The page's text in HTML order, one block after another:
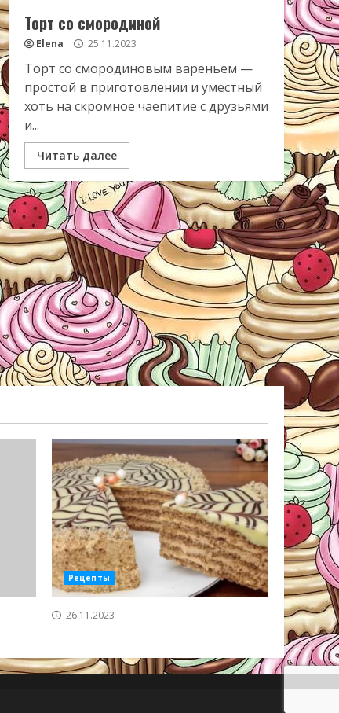
Торт со смородиной
Elena 25.11.2023
Торт со смородиновым вареньем —
простой в приготовлении и уместный
хоть на скромное чаепитие с друзьями
и...
Читать далее
Рецепты
26.11.2023